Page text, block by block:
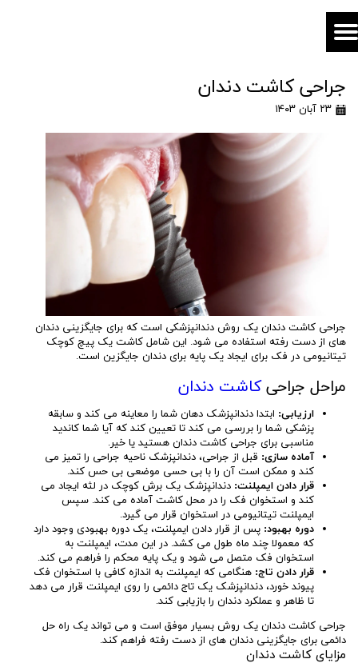
جراحی کاشت دندان
۲۳ آبان ۱۴۰۳
جراحی کاشت دندان یک روش دندانپزشکی است که برای جایگزینی دندان
های از دست رفته استفاده می شود. این شامل کاشت یک پیچ کوچک
تیتانیومی در فک برای ایجاد یک پایه برای دندان جایگزین است.
مراحل جراحیکاشت دندان
ارزیابی: ابتدا دندانپزشک دهان شما را معاینه می کند و سابقه
پزشکی شما را بررسی می کند تا تعیین کند که آیا شما کاندید
مناسبی برای جراحی کاشت دندان هستید یا خیر.
آماده سازی: قبل از جراحی، دندانپزشک ناحیه جراحی را تمیز می
کند و ممکن است آن را با بی حسی موضعی بی حس کند.
قرار دادن ایمپلنت: دندانپزشک یک برش کوچک در لثه ایجاد می
کند و استخوان فک را در محل کاشت آماده می کند. سپس
ایمپلنت تیتانیومی در استخوان قرار می گیرد.
دوره بهبود: پس از قرار دادن ایمپلنت، یک دوره بهبودی وجود دارد
که معمولا چند ماه طول می کشد. در این مدت، ایمپلنت به
استخوان فک متصل می شود و یک پایه محکم را فراهم می کند.
قرار دادن تاج: هنگامی که ایمپلنت به اندازه کافی با استخوان فک
پیوند خورد، دندانپزشک یک تاج دائمی را روی ایمپلنت قرار می دهد
تا ظاهر و عملکرد دندان را بازیابی کند.
جراحی کاشت دندان یک روش بسیار موفق است و می تواند یک راه حل
دائمی برای جایگزینی دندان های از دست رفته فراهم کند.
مزایای کاشت دندان